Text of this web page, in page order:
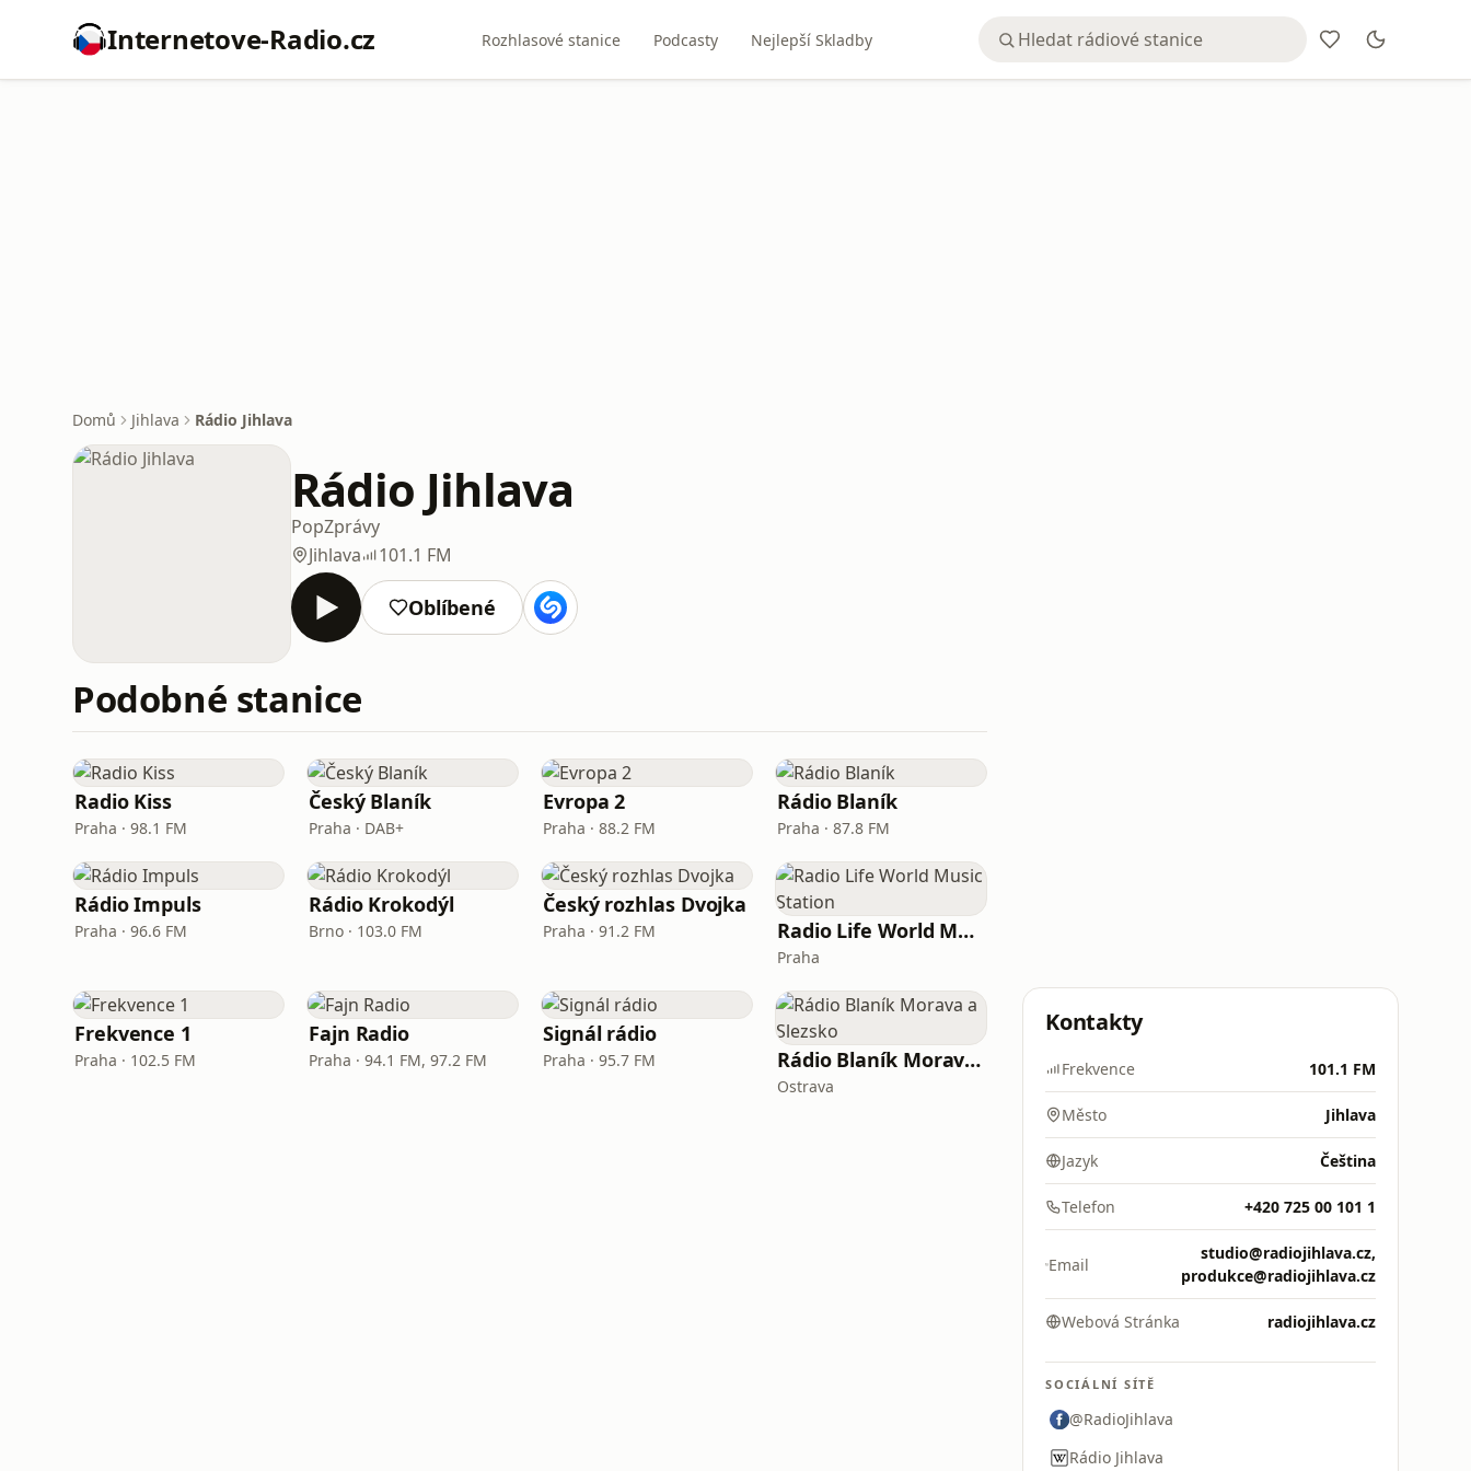
Internetove-Radio.cz Rozhlasové stanice Podcasty Nejlepší Skladby
Domů Jihlava Rádio Jihlava
Rádio Jihlava
PopZprávy
Jihlava
101.1 FM
Oblíbené
Podobné stanice
Radio Kiss
Praha · 98.1 FM
Český Blaník
Praha · DAB+
Evropa 2
Praha · 88.2 FM
Rádio Blaník
Praha · 87.8 FM
Rádio Impuls
Praha · 96.6 FM
Rádio Krokodýl
Brno · 103.0 FM
Český rozhlas Dvojka
Praha · 91.2 FM Radio Life World Music Station
Praha
Frekvence 1
Praha · 102.5 FM
Fajn Radio
Praha · 94.1 FM, 97.2 FM
Signál rádio
Praha · 95.7 FM Rádio Blaník Morava a Slezsko
Ostrava
Kontakty
Frekvence 101.1 FM
Město Jihlava
Jazyk Čeština
Telefon +420 725 00 101 1
Email
studio@radiojihlava.cz,
produkce@radiojihlava.cz
Webová Stránka radiojihlava.cz
SOCIÁLNÍ SÍTĚ
@RadioJihlava
Rádio Jihlava